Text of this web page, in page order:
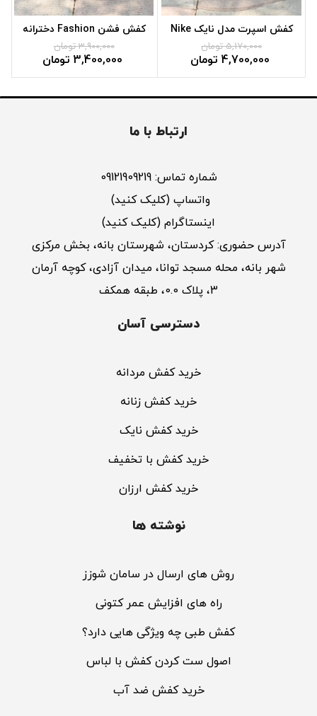
کفش اسپرت مدل نایک Nike
کد J8
5,170,000 تومان
4,700,000 تومان
کفش فشن Fashion دخترانه
کد AM9
3,900,000 تومان
3,400,000 تومان
ارتباط با ما
شماره تماس: 09121909219
واتساپ (کلیک کنید)
اینستاگرام (کلیک کنید)
آدرس حضوری: کردستان، شهرستان بانه، بخش مرکزی
شهر بانه، محله مسجد توانا، میدان آزادی، کوچه آرمان
3، پلاک 0.0، طبقه همکف
دسترسی آسان
خرید کفش مردانه
خرید کفش زنانه
خرید کفش نایک
خرید کفش با تخفیف
خرید کفش ارزان
نوشته ها
روش های ارسال در سامان شوزز
راه های افزایش عمر کتونی
کفش طبی چه ویژگی هایی دارد؟
اصول ست کردن کفش با لباس
خرید کفش ضد آب